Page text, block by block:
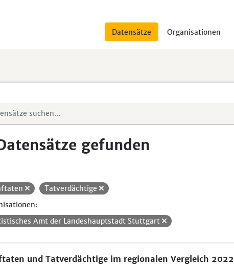
Datensätze Organisationen
gefunden
Tatverdächtige
Amt der Landeshauptstadt Stuttgart
und Tatverdächtige im regionalen Vergleich 2022